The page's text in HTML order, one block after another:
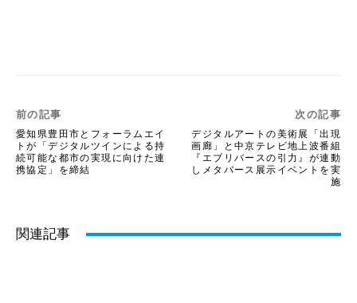
前の記事
愛知県豊田市とフォーラムエイ
トが「デジタルツインによる持
続可能な都市の実現に向けた連
携協定」を締結
次の記事
デジタルアートの美術展「出現
画廊」と中京テレビ地上波番組
『エブリバースの引力』が連動
しメタバース展示イベントを実
施
関連記事